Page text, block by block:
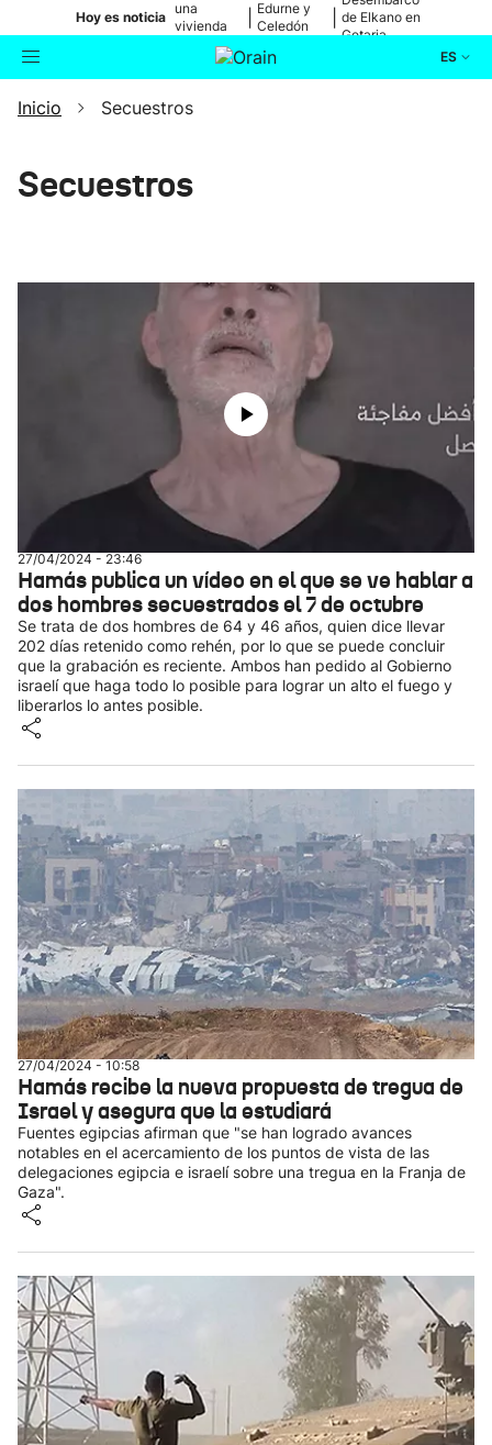
Hoy es noticia
una
vivienda
de Bilbao
Edurne y
Celedón
de Elkano en
Getaria
ES
Buscador
Ikusmiran
Eguraldia
Inicio Secuestros
Secuestros
27/04/2024 - 23:46
Hamás publica un vídeo en el que se ve hablar a
dos hombres secuestrados el 7 de octubre
Se trata de dos hombres de 64 y 46 años, quien dice llevar
202 días retenido como rehén, por lo que se puede concluir
que la grabación es reciente. Ambos han pedido al Gobierno
israelí que haga todo lo posible para lograr un alto el fuego y
liberarlos lo antes posible.
27/04/2024 - 10:58
Hamás recibe la nueva propuesta de tregua de
Israel y asegura que la estudiará
Fuentes egipcias afirman que "se han logrado avances
notables en el acercamiento de los puntos de vista de las
delegaciones egipcia e israelí sobre una tregua en la Franja de
Gaza".